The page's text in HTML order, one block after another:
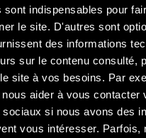
sont indispensables pour
le site. D'autres sont
des informations
sur le contenu consulté,
site à vos besoins. Par
nous aider à vous contacter
sociaux si nous avons des
vous intéresser. Parfois,
nous suivre et d’exprimer
2077 de la manière
soit. N’oubliez pas de
pour découvrir
de partager vos créations
AAY.